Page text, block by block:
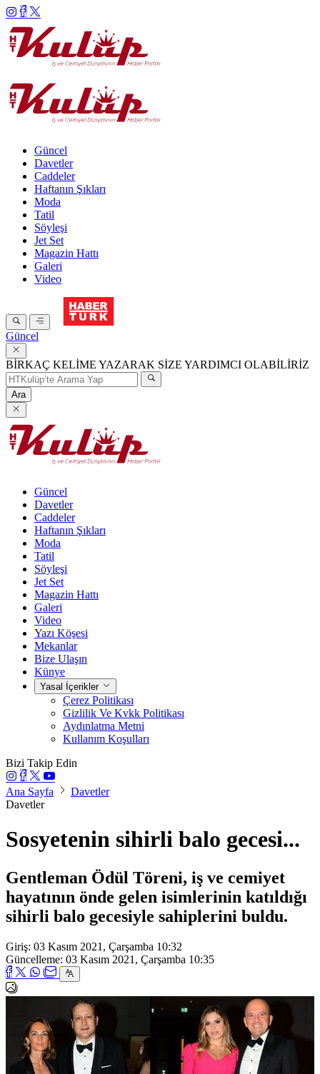
Güncel
Davetler
Caddeler
Haftanın Şıkları
Moda
Tatil
Söyleşi
Jet Set
Magazin Hattı
Galeri
Video
Güncel
BİRKAÇ KELİME YAZARAK SİZE YARDIMCI OLABİLİRİZ
Ara
Güncel
Davetler
Caddeler
Haftanın Şıkları
Moda
Tatil
Söyleşi
Jet Set
Magazin Hattı
Galeri
Video
Yazı Köşesi
Mekanlar
Bize Ulaşın
Künye
Yasal İçerikler
Çerez Politikası
Gizlilik Ve Kvkk Politikası
Aydınlatma Metni
Kullanım Koşulları
Bizi Takip Edin
Ana Sayfa
Davetler
Davetler
Sosyetenin sihirli balo gecesi...
Gentleman Ödül Töreni, iş ve cemiyet
hayatının önde gelen isimlerinin katıldığı
sihirli balo gecesiyle sahiplerini buldu.
Giriş: 03 Kasım 2021, Çarşamba 10:32
Güncelleme: 03 Kasım 2021, Çarşamba 10:35